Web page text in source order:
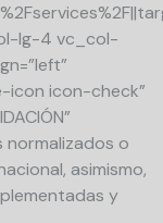
lg-4 vc_col-
icon icon-check”
normalizados o
asimismo,
y